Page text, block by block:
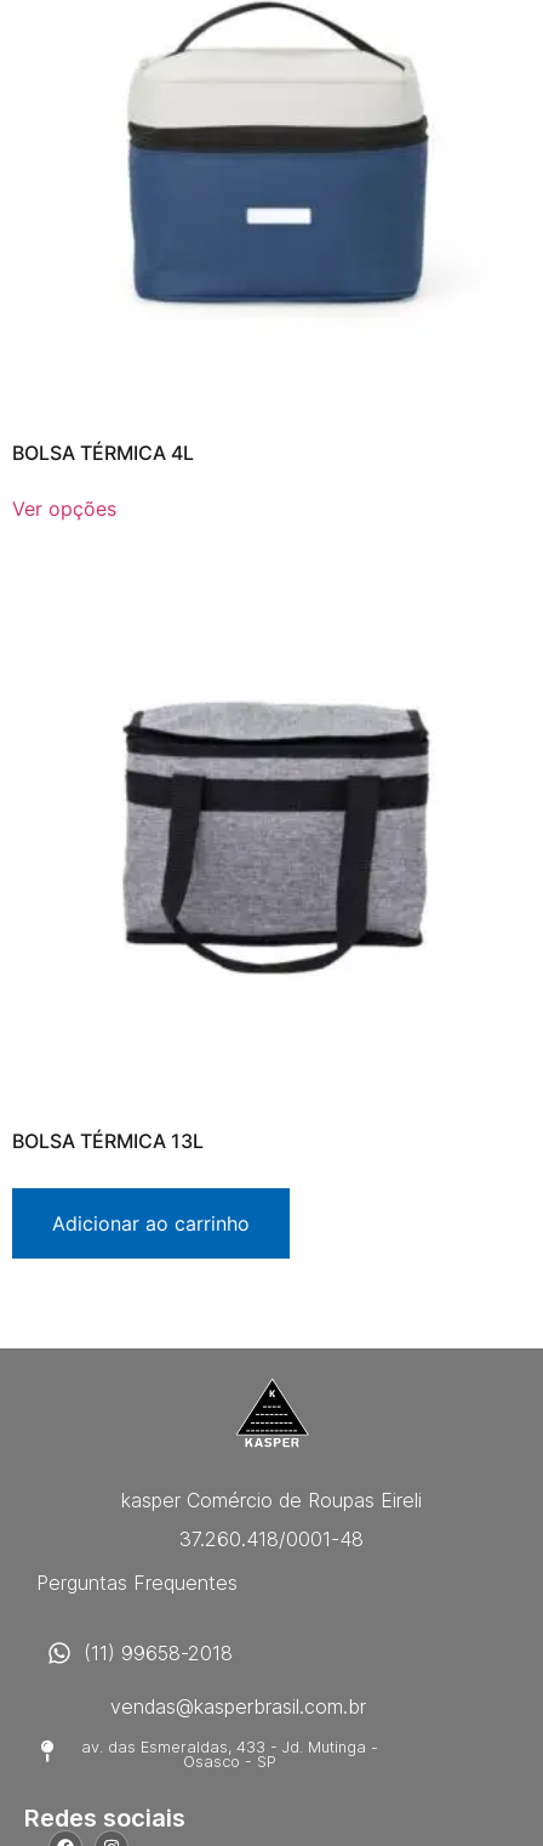
BOLSA TÉRMICA 4L
Ver opções
BOLSA TÉRMICA 13L
Adicionar ao carrinho
kasper Comércio de Roupas Eireli
37.260.418/0001-48
Perguntas Frequentes
(11) 99658-2018
vendas@kasperbrasil.com.br
av. das Esmeraldas, 433 - Jd. Mutinga -
Osasco - SP
Redes sociais